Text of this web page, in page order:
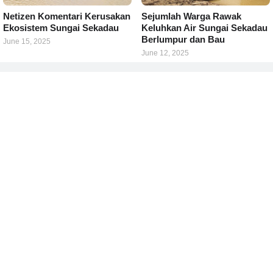
Netizen Komentari Kerusakan
Ekosistem Sungai Sekadau
June 15, 2025
Sejumlah Warga Rawak
Keluhkan Air Sungai Sekadau
Berlumpur dan Bau
June 12, 2025